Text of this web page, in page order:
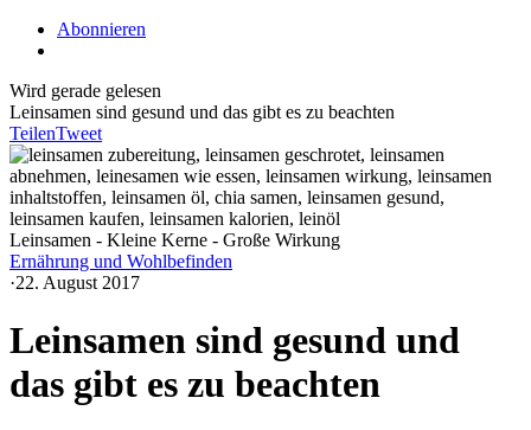
Abonnieren
Wird gerade gelesen
Leinsamen sind gesund und das gibt es zu beachten
TeilenTweet
Leinsamen - Kleine Kerne - Große Wirkung
Ernährung und Wohlbefinden
·22. August 2017
Leinsamen sind gesund und
das gibt es zu beachten